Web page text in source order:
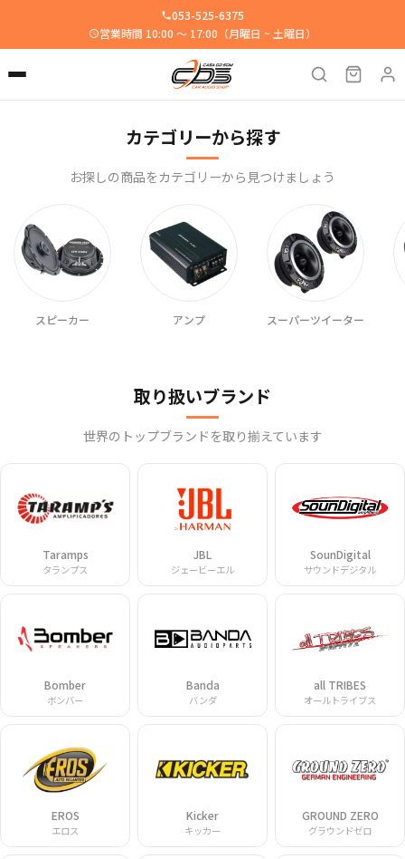
053-525-6375
営業時間 10:00 ～ 17:00（月曜日 ~ 土曜日）
カテゴリーから探す
お探しの商品をカテゴリーから見つけましょう
アンプ スーパーツイーター ドライバー
取り扱いブランド
世界のトップブランドを取り揃えています
Taramps
タランプス
JBL
ジェービーエル
SounDigital
サウンドデジタル
Bomber
ボンバー
Banda
バンダ
all TRIBES
オールトライブス
EROS
エロス
Kicker
キッカー
GROUND ZERO
グラウンドゼロ